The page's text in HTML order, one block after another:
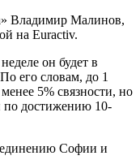
Владимир Малинов,
на Euractiv.
он будет в
его словам, до 1
5% связности, но
по достижению 10-
Софии и